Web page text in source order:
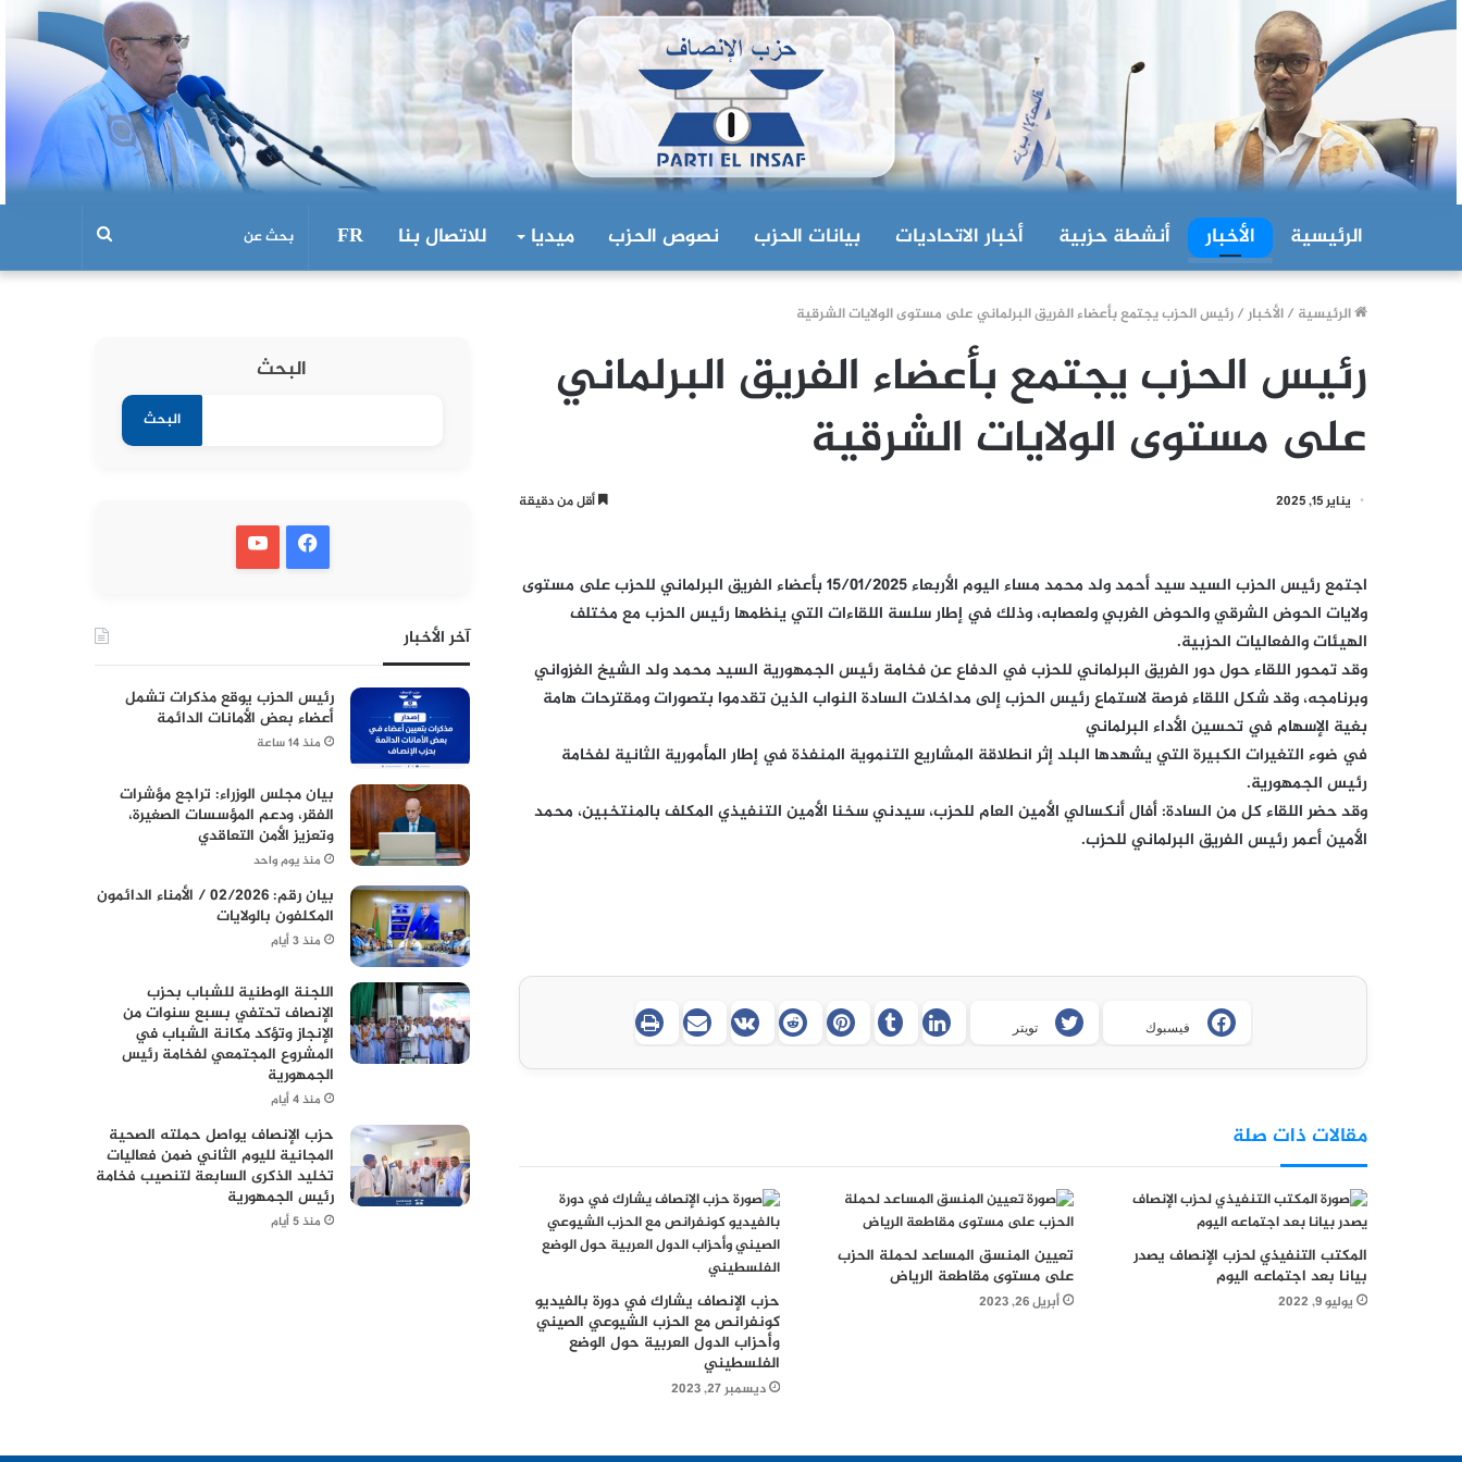
الرئيسية الأخبار أنشطة حزبية أخبار الاتحاديات بيانات الحزب نصوص الحزب ميديا للاتصال بنا FR
الرئيسية /الأخبار/رئيس الحزب يجتمع بأعضاء الفريق البرلماني على مستوى الولايات الشرقية
رئيس الحزب يجتمع بأعضاء الفريق البرلماني
على مستوى الولايات الشرقية
يناير 15, 2025 أقل من دقيقة
اجتمع رئيس الحزب السيد سيد أحمد ولد محمد مساء اليوم الأربعاء 15/01/2025 بأعضاء الفريق البرلماني للحزب على مستوى
ولايات الحوض الشرقي والحوض الغربي ولعصابه، وذلك في إطار سلسة اللقاءات التي ينظمها رئيس الحزب مع مختلف
الهيئات والفعاليات الحزبية.
وقد تمحور اللقاء حول دور الفريق البرلماني للحزب في الدفاع عن فخامة رئيس الجمهورية السيد محمد ولد الشيخ الغزواني
وبرنامجه، وقد شكل اللقاء فرصة لاستماع رئيس الحزب إلى مداخلات السادة النواب الذين تقدموا بتصورات ومقترحات هامة
بغية الإسهام في تحسين الأداء البرلماني
في ضوء التغيرات الكبيرة التي يشهدها البلد إثر انطلاقة المشاريع التنموية المنفذة في إطار المأمورية الثانية لفخامة
رئيس الجمهورية.
وقد حضر اللقاء كل من السادة: أفال أنكسالي الأمين العام للحزب، سيدني سخنا الأمين التنفيذي المكلف بالمنتخبين، محمد
الأمين أعمر رئيس الفريق البرلماني للحزب.
فيسبوك تويتر
مقالات ذات صلة
المكتب التنفيذي لحزب الإنصاف يصدر
بيانا بعد اجتماعه اليوم
يوليو 9, 2022
تعيين المنسق المساعد لحملة الحزب
على مستوى مقاطعة الرياض
أبريل 26, 2023
حزب الإنصاف يشارك في دورة بالفيديو
كونفرانص مع الحزب الشيوعي الصيني
وأحزاب الدول العربية حول الوضع
الفلسطيني
ديسمبر 27, 2023
البحث
البحث
آخر الأخبار
رئيس الحزب يوقع مذكرات تشمل
أعضاء بعض الأمانات الدائمة
منذ 14 ساعة
بيان مجلس الوزراء: تراجع مؤشرات
الفقر، ودعم المؤسسات الصغيرة،
وتعزيز الأمن التعاقدي
منذ يوم واحد
بيان رقم: 02/2026 / الأمناء الدائمون
المكلفون بالولايات
منذ 3 أيام
اللجنة الوطنية للشباب بحزب
الإنصاف تحتفي بسبع سنوات من
الإنجاز وتؤكد مكانة الشباب في
المشروع المجتمعي لفخامة رئيس
الجمهورية
منذ 4 أيام
حزب الإنصاف يواصل حملته الصحية
المجانية لليوم الثاني ضمن فعاليات
تخليد الذكرى السابعة لتنصيب فخامة
رئيس الجمهورية
منذ 5 أيام